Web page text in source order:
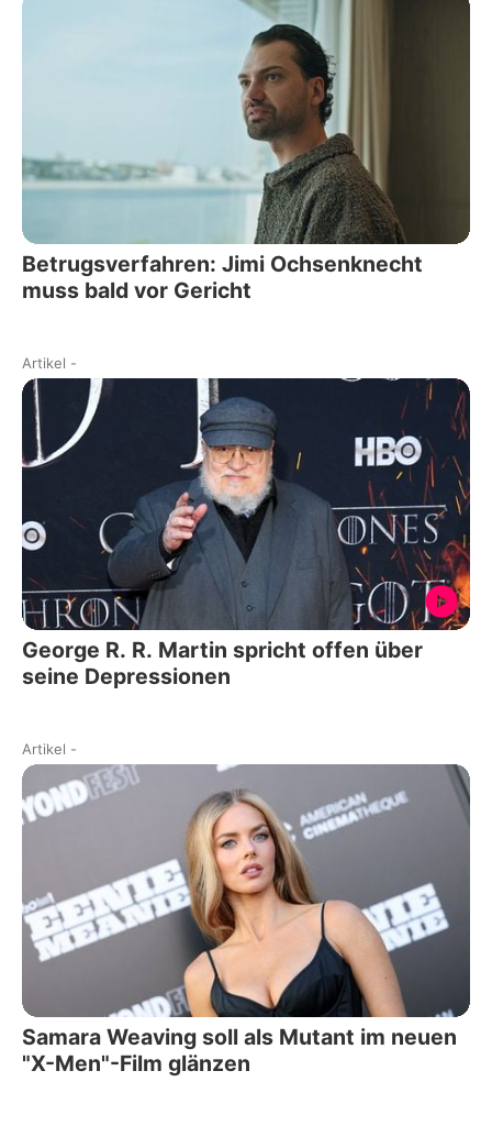
Betrugsverfahren: Jimi Ochsenknecht
muss bald vor Gericht
Artikel -
George R. R. Martin spricht offen über
seine Depressionen
Artikel -
Samara Weaving soll als Mutant im neuen
"X-Men"-Film glänzen